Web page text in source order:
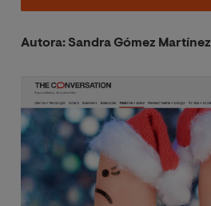
Autora: Sandra Gómez Martínez